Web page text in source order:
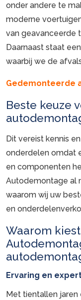
onder andere te
moderne
van geavanceerde
Daarnaast staat
waarbij we de
Gedemonteerde
Beste keuze
Dit vereist kennis
onderdelen omdat
en componenten
Autodemontage al
waarom wij uw
en
Waarom
Ervaring en
Met tientallen